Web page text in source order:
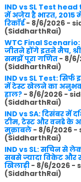
IND vs SL Test
में अजेय है भारत, 2015
रिकॉर्ड- 8/6/2026-
(SiddharthRai)
WTC Final
जीतने होंगे इतने मैच,
समझें पूरा गणित- 8/6/
(SiddharthRai)
IND vs SL Test: सिर्फ
में टेस्ट खेलने का अनुभव,
हाल?- 8/6/2026-
(SiddharthRai)
IND vs SA: दिसंबर में
टीम, टेस्ट और वनडे के
मुक़ाबले- 8/6/2026-
(SiddharthRai)
IND vs SL: सचिन से
सबसे ज्यादा विकेट और
खिलाड़ी- 8/6/2026-
(SiddharthRai)